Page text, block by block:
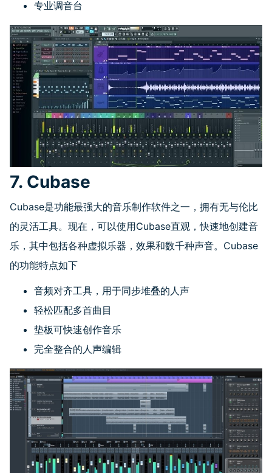
专业调音台
7. Cubase
Cubase是功能最强大的音乐制作软件之一，拥有无与伦比
的灵活工具。现在，可以使用Cubase直观，快速地创建音
乐，其中包括各种虚拟乐器，效果和数千种声音。 Cubase
的功能特点如下
音频对齐工具，用于同步堆叠的人声
轻松匹配多首曲目
垫板可快速创作音乐
完全整合的人声编辑